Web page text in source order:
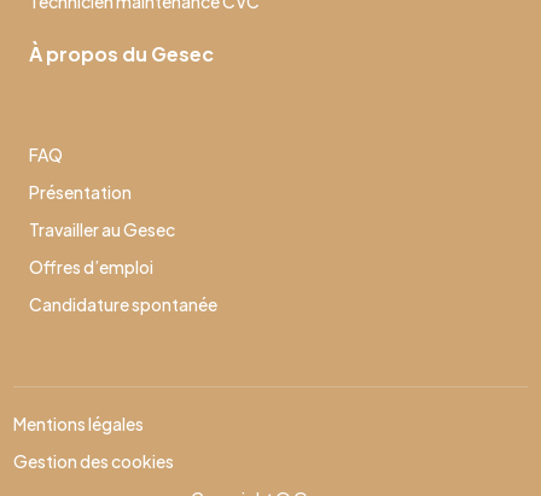
À propos du Gesec
FAQ
Présentation
Travailler au Gesec
Offres d’emploi
Candidature spontanée
Mentions légales
Gestion des cookies